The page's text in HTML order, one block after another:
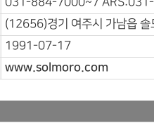
(12656)경기 여주시 가남읍 솔
1991-07-17
www.solmoro.com